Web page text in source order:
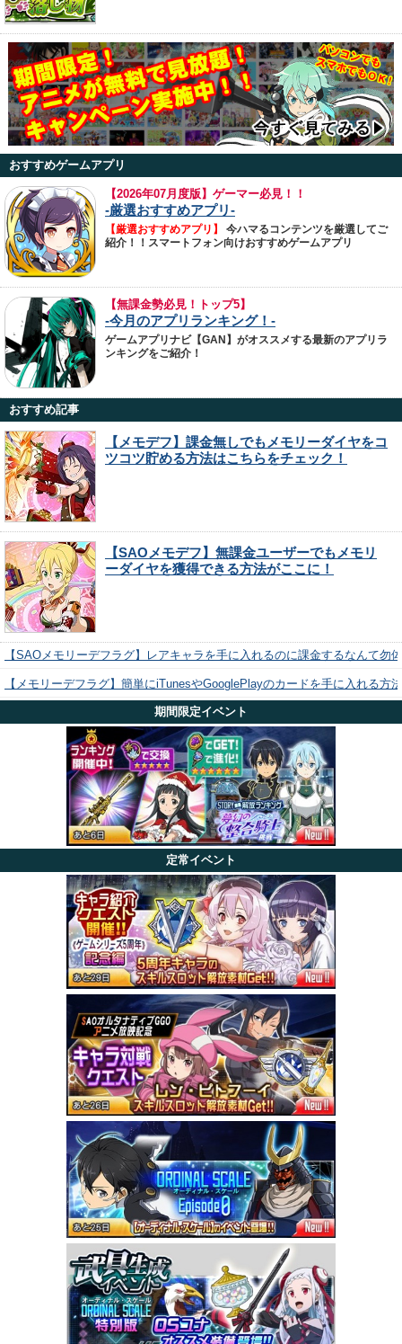
おすすめゲームアプリ
【2026年07月度版】ゲーマー必見！！
-厳選おすすめアプリ-
【厳選おすすめアプリ】
今ハマるコンテンツを厳選してご
紹介！！スマートフォン向けおすすめゲームアプリ
【無課金勢必見！トップ5】
-今月のアプリランキング！-
ゲームアプリナビ【GAN】がオススメする最新のアプリラ
ンキングをご紹介！
おすすめ記事
【メモデフ】課金無しでもメモリーダイヤをコ
ツコツ貯める方法はこちらをチェック！
【SAOメモデフ】無課金ユーザーでもメモリ
ーダイヤを獲得できる方法がここに！
【SAOメモリーデフラグ】レアキャラを手に入れるのに課金するなんて勿
【メモリーデフラグ】簡単にiTunesやGooglePlayのカードを手に入れる方
期間限定イベント
定常イベント